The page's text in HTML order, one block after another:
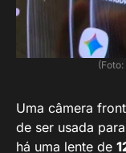
Uma câmera
de ser usada
há uma lente de